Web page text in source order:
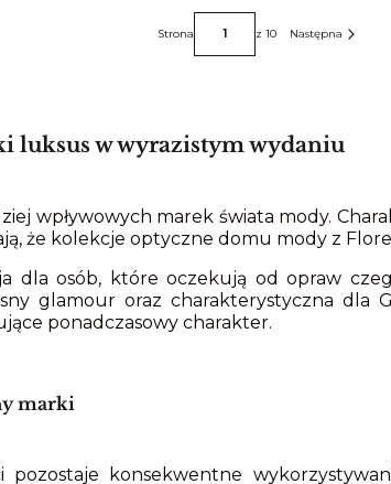
Strona z 10 Następna
luksus w wyrazistym wydaniu
wpływowych marek świata mody.
że kolekcje optyczne domu mody z
dla osób, które oczekują od opraw
glamour oraz charakterystyczna
ponadczasowy charakter.
marki
konsekwentne